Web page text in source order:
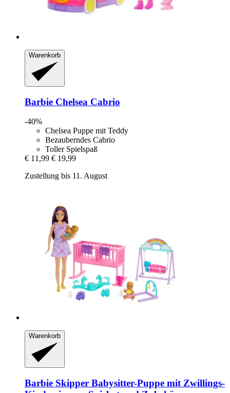
Warenkorb
Barbie Chelsea Cabrio
-40%
Chelsea Puppe mit Teddy
Bezauberndes Cabrio
Toller Spielspaß
€ 11,99 € 19,99
Zustellung bis 11. August
Warenkorb
Barbie Skipper Babysitter-​Puppe mit Zwillings-​